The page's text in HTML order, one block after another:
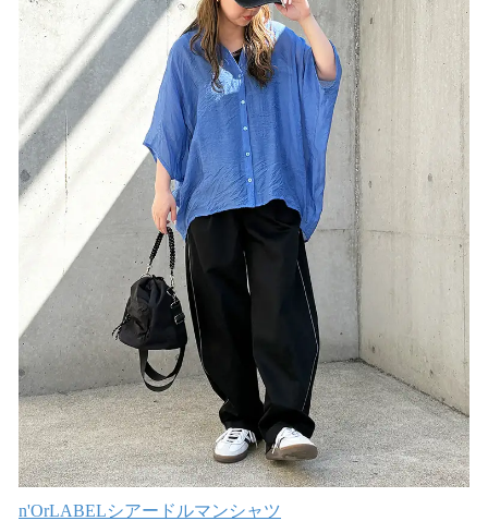
n'OrLABELシアードルマンシャツ